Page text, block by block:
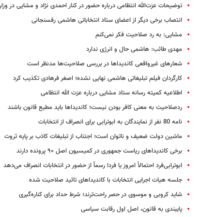
توضیحات عزت‌الله انتظامی درباره حضور در کنار احمدی نژاد و مشایی در
انتصاب برخی دیگر از اعضای ستاد انتخاباتی هاشمی رفسنجانی
مشایی: به رد صلاحیت فکر نمی‌کنم
مهدی طائب: هاشمی حال و انرژی ندارد
شعارهای غیرواقعی کاندیداها در بررسی صلاحیت‌ها مدنظر است
کارگردان فیلم تبلیغاتی هاشمی نهایی نشده؛ اصغر فرهادی تکذیب کرد
اطلاعیه کمیته رسانه ستاد مشایی درباره عزت الله انتظامی
ردصلاحیت به معنی کافر بودن نیست؛ کاندیداها باید مطیع قانون باشند
نامه 80 نفر از نمایندگان به ابوترابی برای انصراف از انتخابات
ماشین دولت ضعیف و ناتوان است؛ اجتناب از تبلیغات کاذب بر پایه ثروت
برخی کاندیداهای ریاست جمهوری در کمیسیون اصل ۹۰ پرونده‌ دارند
ابوترابی‌فرد احتمالاً امروز یا فردا رسماً از حضور در انتخابات انصراف می‌دهد
جلسه هیات اجرایی انتخابات با کاندیداهای تائید صلاحیت شده
شاید کروبی و موسوی در حصر راحت‌ترند؛ شرط حداد برای کناره‌گیری
پایبندی به قانون، اصل اول رقابت سیاسی